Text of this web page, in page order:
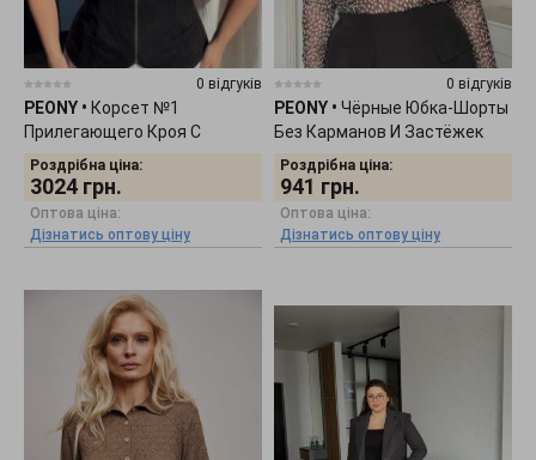
0 відгуків
PEONY • Корсет №1
Прилегающего Кроя С
Широкими Бретелями
0703261
Роздрібна ціна:
3024 грн.
Оптова ціна:
Дізнатись оптову ціну
0 відгуків
PEONY • Чёрные Юбка-Шорты
Без Карманов И Застёжек
1402261
Роздрібна ціна:
941 грн.
Оптова ціна:
Дізнатись оптову ціну